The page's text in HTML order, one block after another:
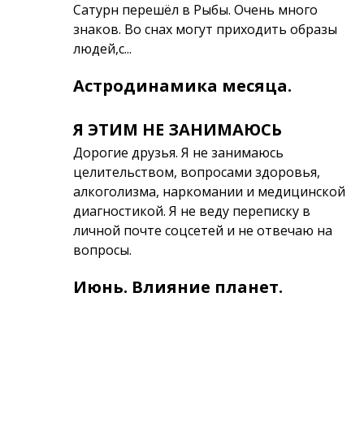
Сатурн перешёл в Рыбы. Очень много
знаков. Во снах могут приходить образы
людей,с...
Астродинамика месяца.
Я ЭТИМ НЕ ЗАНИМАЮСЬ
Дорогие друзья. Я не занимаюсь
целительством, вопросами здоровья,
алкоголизма, наркомании и медицинской
диагностикой. Я не веду переписку в
личной почте соцсетей и не отвечаю на
вопросы.
Июнь. Влияние планет.